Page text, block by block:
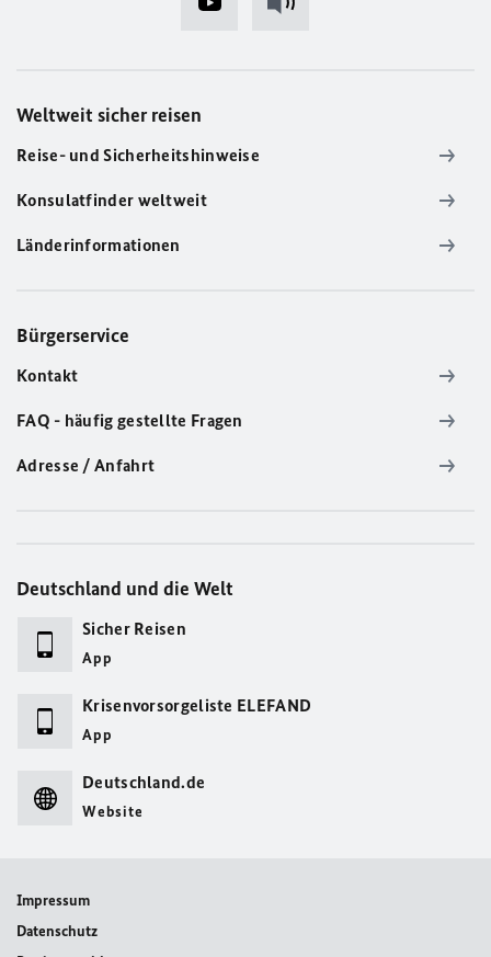
Weltweit sicher reisen
Reise- und Sicherheitshinweise
Konsulatfinder weltweit
Länderinformationen
Bürgerservice
Kontakt
FAQ - häufig gestellte Fragen
Adresse / Anfahrt
Deutschland und die Welt
Sicher Reisen
App
Krisenvorsorgeliste ELEFAND
App
Deutschland.de
Website
Impressum
Datenschutz